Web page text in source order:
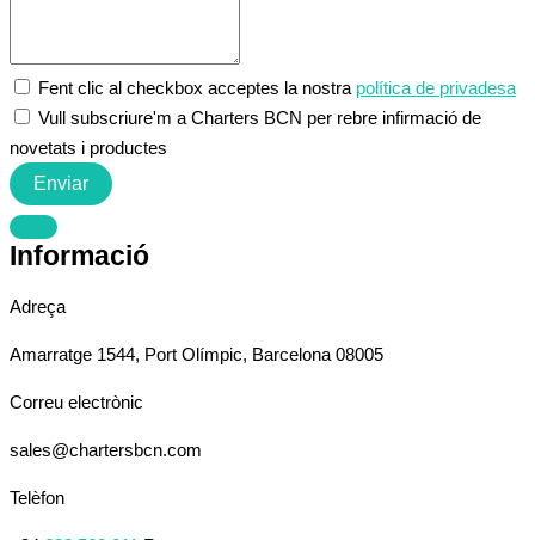
Fent clic al checkbox acceptes la nostra política de privadesa
Vull subscriure'm a Charters BCN per rebre infirmació de
novetats i productes
Enviar
Informació
Adreça
Amarratge 1544, Port Olímpic, Barcelona 08005
Correu electrònic
sales@chartersbcn.com
Telèfon